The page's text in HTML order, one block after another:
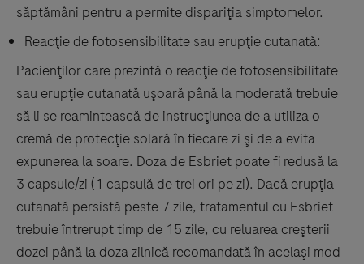
săptămâni pentru a permite dispariţia simptomelor.
Reacţie de fotosensibilitate sau erupţie cutanată:
Pacienţilor care prezintă o reacţie de fotosensibilitate
sau erupţie cutanată uşoară până la moderată trebuie
să li se reamintească de instrucţiunea de a utiliza o
cremă de protecţie solară în fiecare zi şi de a evita
expunerea la soare. Doza de Esbriet poate fi redusă la
3 capsule/zi (1 capsulă de trei ori pe zi). Dacă erupţia
cutanată persistă peste 7 zile, tratamentul cu Esbriet
trebuie întrerupt timp de 15 zile, cu reluarea creşterii
dozei până la doza zilnică recomandată în acelaşi mod